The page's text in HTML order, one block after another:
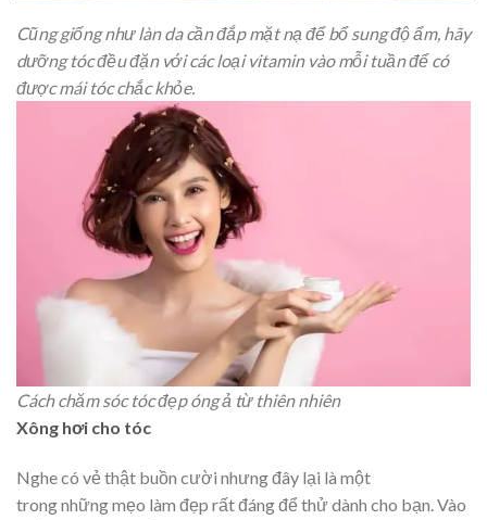
Cũng giống như làn da cần đắp mặt nạ để bổ sung độ ẩm, hãy
dưỡng tóc đều đặn với các loại vitamin vào mỗi tuần để có
được mái tóc chắc khỏe.
Cách chăm sóc tóc đẹp óng ả từ thiên nhiên
Xông hơi cho tóc
Nghe có vẻ thật buồn cười nhưng đây lại là một
trong những mẹo làm đẹp rất đáng để thử dành cho bạn. Vào